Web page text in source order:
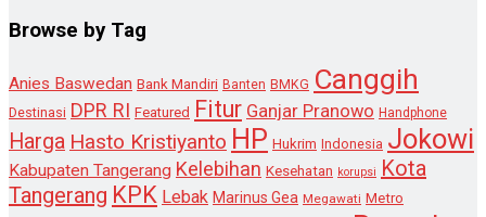
Browse by Tag
Anies Baswedan Bank Mandiri Banten BMKG Canggih
Destinasi DPR RI Featured Fitur Ganjar Pranowo Handphone
Harga Hasto Kristiyanto HP Hukrim Indonesia Jokowi
Kabupaten Tangerang Kelebihan Kesehatan korupsi Kota
Tangerang KPK Lebak Marinus Gea Megawati Metro